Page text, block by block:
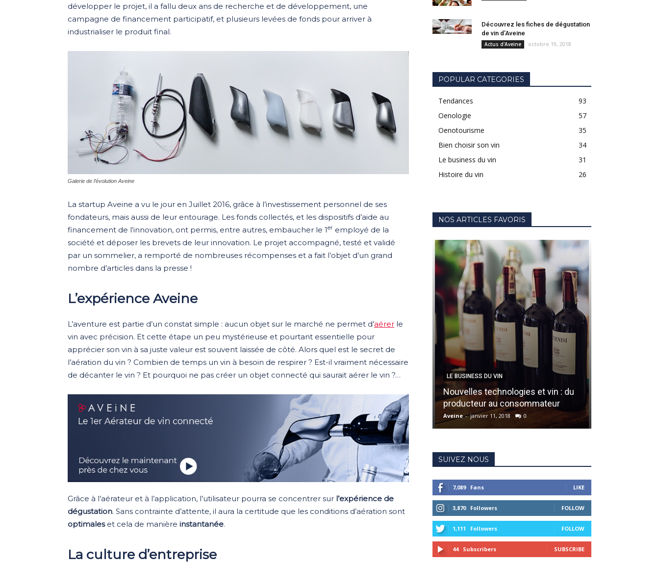
développer le projet, il a fallu deux ans de recherche et de développement, une
campagne de financement participatif, et plusieurs levées de fonds pour arriver à
industrialiser le produit final.
Galerie de l’évolution Aveine
La startup Aveine a vu le jour en Juillet 2016, grâce à l’investissement personnel de ses
fondateurs, mais aussi de leur entourage. Les fonds collectés, et les dispositifs d’aide au
financement de l’innovation, ont permis, entre autres, embaucher le 1er employé de la
société et déposer les brevets de leur innovation. Le projet accompagné, testé et validé
par un sommelier, a remporté de nombreuses récompenses et a fait l’objet d’un grand
nombre d’articles dans la presse !
L’expérience Aveine
L’aventure est partie d’un constat simple : aucun objet sur le marché ne permet d’aérer le
vin avec précision. Et cette étape un peu mystérieuse et pourtant essentielle pour
apprécier son vin à sa juste valeur est souvent laissée de côté. Alors quel est le secret de
l’aération du vin ? Combien de temps un vin à besoin de respirer ? Est-il vraiment nécessaire
de décanter le vin ? Et pourquoi ne pas créer un objet connecté qui saurait aérer le vin ?…
Grâce à l’aérateur et à l’application, l’utilisateur pourra se concentrer sur l’expérience de
dégustation. Sans contrainte d’attente, il aura la certitude que les conditions d’aération sont
optimaleset cela de manière instantanée.
La culture d’entreprise
Découvrez les fiches de dégustation
de vin d’Aveine
Actus d'Aveine octobre 19, 2018
POPULAR CATEGORIES
Tendances
93
Oenologie
57
Oenotourisme
35
Bien choisir son vin
34
Le business du vin
31
Histoire du vin
26
NOS ARTICLES FAVORIS
LE BUSINESS DU VIN
Nouvelles technologies et vin : du
producteur au consommateur
Aveine - janvier 11, 2018 0
SUIVEZ NOUS
7,089 Fans LIKE
3,870 Followers FOLLOW
1,111 Followers FOLLOW
44 Subscribers SUBSCRIBE